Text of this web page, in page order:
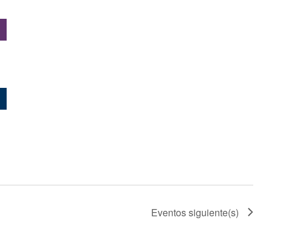
Eventossiguiente(s)